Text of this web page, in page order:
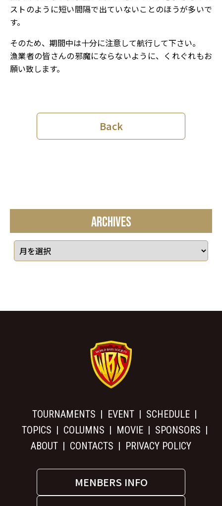
ストのように短い間隔で出ていないことのほうが多いで
す。
そのため、期間中は十分に注意して航行して下さい。
漁業者の皆さんの邪魔にならないように、くれぐれもお
願い致します。
Back
ARCHIVES
TOURNAMENTS EVENT
SCHEDULE
TOPICS
COLUMNS MOVIE
SPONSORS
ABOUT
CONTACTS PRIVACY POLICY
MENBERS INFO